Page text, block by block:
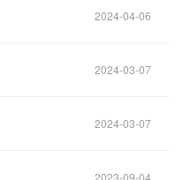
2024-04-06
2024-03-07
2024-03-07
2023-09-04